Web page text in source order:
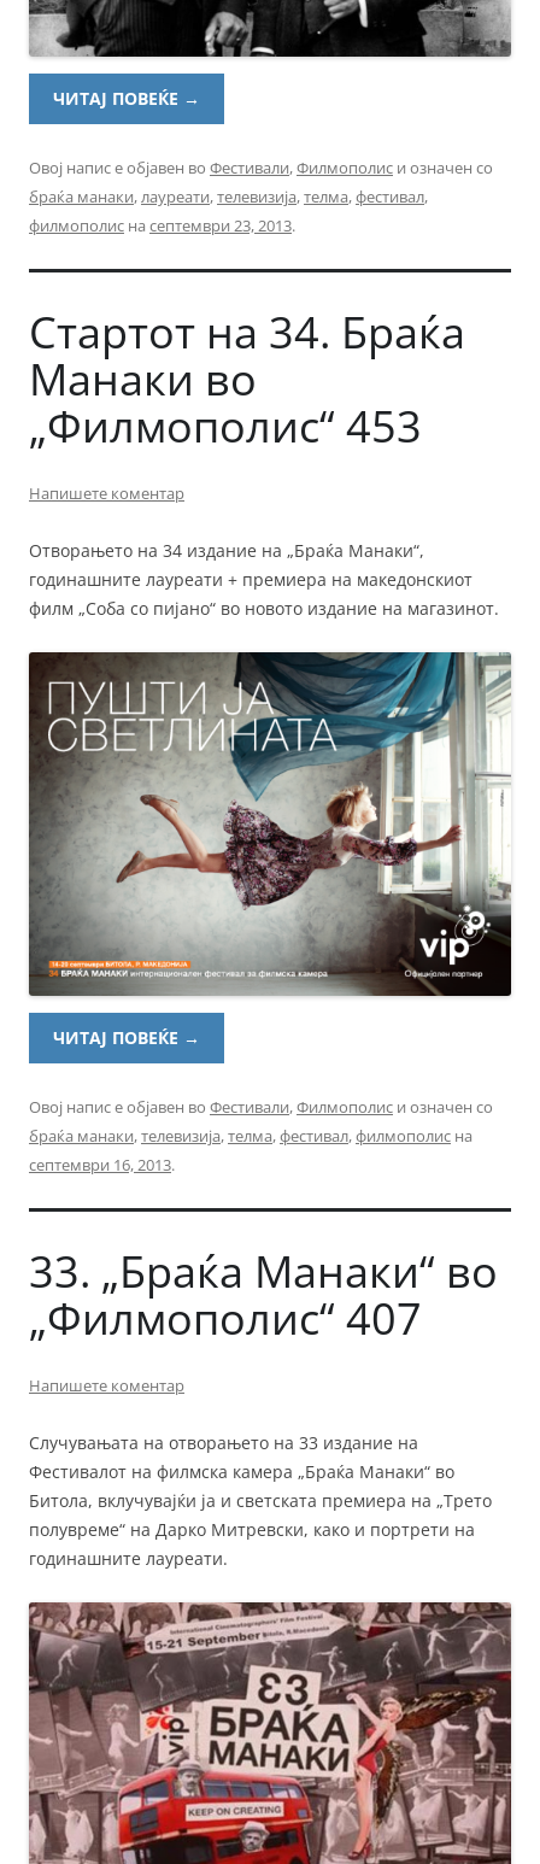
ЧИТАЈ ПОВЕЌЕ →
Овој напис е објавен во Фестивали,Филмополис и означен со
браќа манаки,лауреати,телевизија,телма,фестивал,
филмополис на септември 23, 2013.
Стартот на 34. Браќа
Манаки во
„Филмополис“ 453
Напишете коментар
Отворањето на 34 издание на „Браќа Манаки“,
годинашните лауреати + премиера на македонскиот
филм „Соба со пијано“ во новото издание на магазинот.
ЧИТАЈ ПОВЕЌЕ →
Овој напис е објавен во Фестивали,Филмополис и означен со
браќа манаки,телевизија,телма,фестивал,филмополис на
септември 16, 2013.
33. „Браќа Манаки“ во
„Филмополис“ 407
Напишете коментар
Случувањата на отворањето на 33 издание на
Фестивалот на филмска камера „Браќа Манаки“ во
Битола, вклучувајќи ја и светската премиера на „Трето
полувреме“ на Дарко Митревски, како и портрети на
годинашните лауреати.